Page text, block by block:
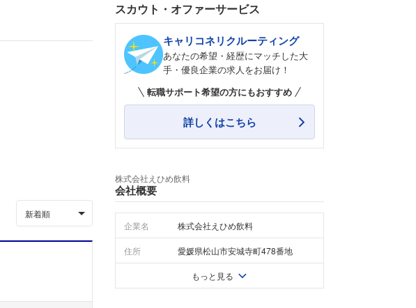
新着順
スカウト・オファーサービス
キャリコネリクルーティング
あなたの希望・経歴にマッチした大
手・優良企業の求人をお届け！
転職サポート希望の方にもおすすめ
詳しくはこちら
株式会社えひめ飲料
会社概要
企業名 株式会社えひめ飲料
住所 愛媛県松山市安城寺町478番地
もっと見る